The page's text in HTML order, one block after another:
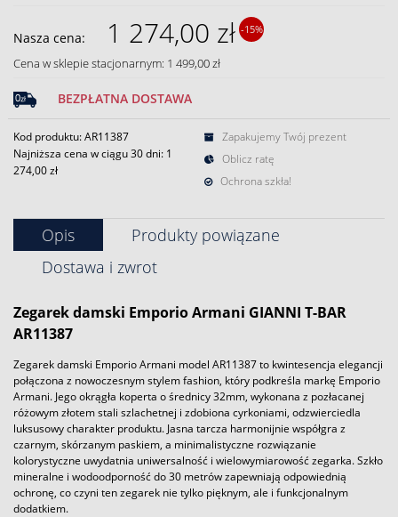
Nasza cena: 1 274,00 zł -15%
Cena w sklepie stacjonarnym: 1 499,00 zł
BEZPŁATNA DOSTAWA
Kod produktu: AR11387
Najniższa cena w ciągu 30 dni: 1
274,00 zł
Zapakujemy Twój prezent
Oblicz ratę
Ochrona szkła!
Opis
Produkty powiązane
Dostawa i zwrot
Zegarekdamski Emporio Armani GIANNI T-BAR
AR11387
Zegarek damski Emporio Armani model AR11387 to kwintesencja elegancji
połączona z nowoczesnym stylem fashion, który podkreśla markę Emporio
Armani. Jego okrągła koperta o średnicy 32mm, wykonana z pozłacanej
różowym złotem stali szlachetnej i zdobiona cyrkoniami, odzwierciedla
luksusowy charakter produktu. Jasna tarcza harmonijnie współgra z
czarnym, skórzanym paskiem, a minimalistyczne rozwiązanie
kolorystyczne uwydatnia uniwersalność i wielowymiarowość zegarka. Szkło
mineralne i wodoodporność do 30 metrów zapewniają odpowiednią
ochronę, co czyni ten zegarek nie tylko pięknym, ale i funkcjonalnym
dodatkiem.